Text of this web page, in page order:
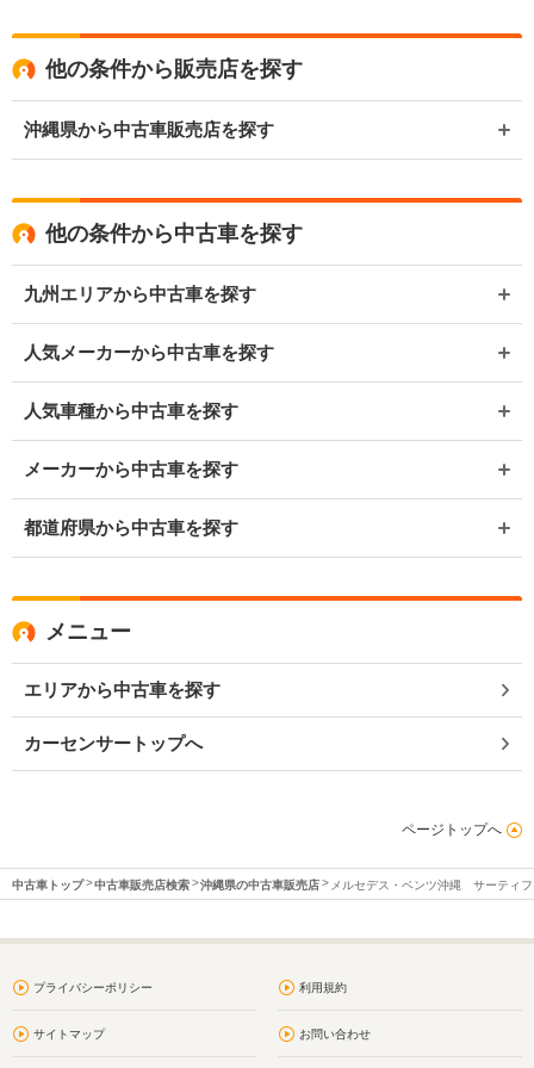
他の条件から販売店を探す
沖縄県から中古車販売店を探す
他の条件から中古車を探す
九州エリアから中古車を探す
人気メーカーから中古車を探す
人気車種から中古車を探す
メーカーから中古車を探す
都道府県から中古車を探す
メニュー
エリアから中古車を探す
カーセンサートップへ
ページトップへ
中古車トップ 中古車販売店検索 沖縄県の中古車販売店 メルセデス・ベンツ沖縄 サーティ
プライバシーポリシー 利用規約
サイトマップ お問い合わせ